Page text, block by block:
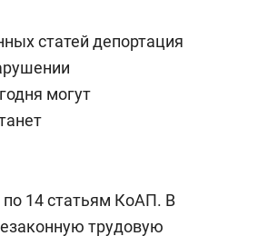
статей депортация
могут
14 статьям КоАП. В
трудовую